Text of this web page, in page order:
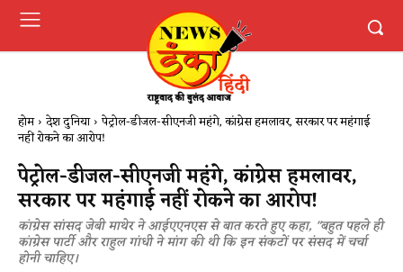
होम देश दुनिया पेट्रोल-डीजल-सीएनजी महंगे, कांग्रेस हमलावर, सरकार पर महंगाई
नहीं रोकने का आरोप!
पेट्रोल-डीजल-सीएनजी महंगे, कांग्रेस हमलावर,
सरकार पर महंगाई नहीं रोकने का आरोप!
कांग्रेस सांसद जेबी माथेर ने आईएएनएस से बात करते हुए कहा, "बहुत पहले ही
कांग्रेस पार्टी और राहुल गांधी ने मांग की थी कि इन संकटों पर संसद में चर्चा
होनी चाहिए।